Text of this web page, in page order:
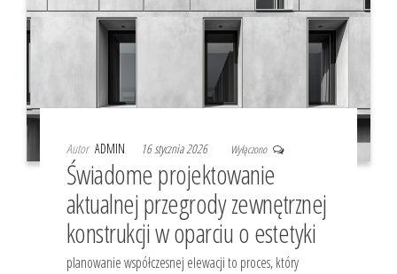
Autor ADMIN 16 stycznia 2026 Wyłączono
Świadome projektowanie
aktualnej przegrody zewnętrznej
konstrukcji w oparciu o estetyki
planowanie współczesnej elewacji to proces, który